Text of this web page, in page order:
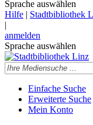
Sprache auswählen
Hilfe | Stadtbibliothek
|
anmelden
Sprache auswählen
Einfache Suche
Erweiterte Suche
Mein Konto